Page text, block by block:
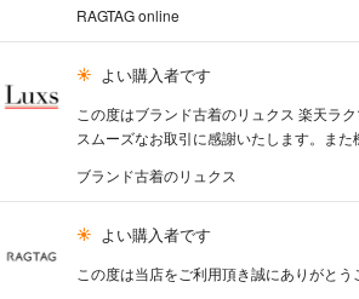
RAGTAG online
よい購入者です
この度はブランド古着のリュクス 楽天ラ
スムーズなお取引に感謝いたします。また
ブランド古着のリュクス
よい購入者です
この度は当店をご利用頂き誠にありがと